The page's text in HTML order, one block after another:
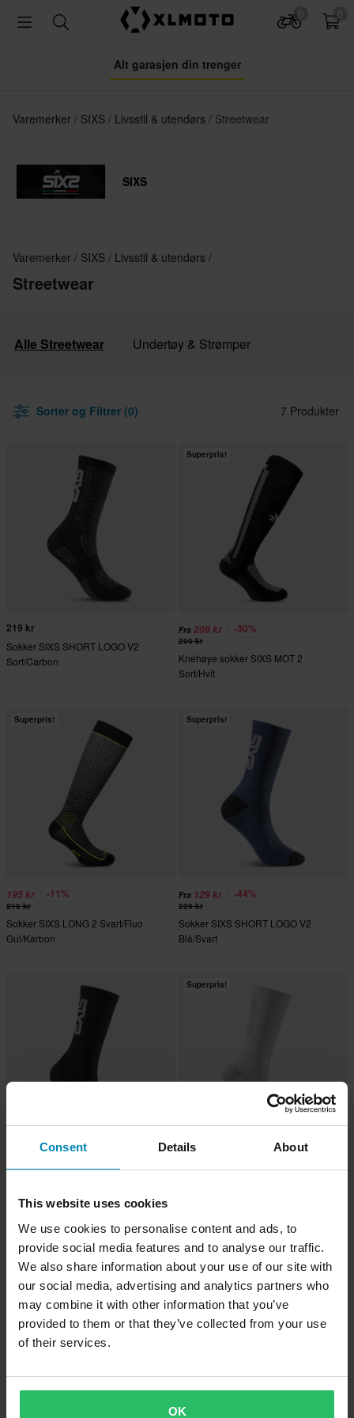
Consent Details About
This website uses cookies
We use cookies to personalise content and ads, to
provide social media features and to analyse our traffic.
We also share information about your use of our site with
our social media, advertising and analytics partners who
may combine it with other information that you’ve
provided to them or that they’ve collected from your use
of their services.
OK
Alt garasjen din trenger
Varemerker SIXS Livsstil & utendørs Streetwear
SIXS
Varemerker SIXS Livsstil & utendørs
Streetwear
Alle Streetwear Undertøy & Strømper
Sorter og Filtrer (0) 7 Produkter
219 kr
Sokker SIXS SHORT LOGO V2
Sort/Carbon
Superpris!
Fra 209 kr -30%
299 kr
Knehøye sokker SIXS MOT 2
Sort/Hvit
Superpris!
195 kr -11%
219 kr
Sokker SIXS LONG 2 Svart/Fluo
Gul/Karbon
Superpris!
Fra 129 kr -44%
229 kr
Sokker SIXS SHORT LOGO V2
Blå/Svart
219 kr
Svart
Superpris!
219 kr
Superpris!